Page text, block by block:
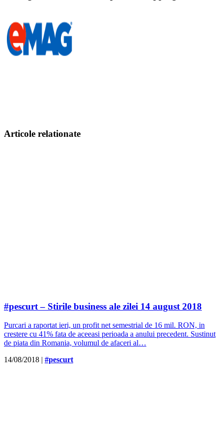
Articole relationate
#pescurt – Stirile business ale zilei 14 august 2018
Purcari a raportat ieri, un profit net semestrial de 16 mil. RON, in
crestere cu 41% fata de aceeasi perioada a anului precedent. Sustinut
de piata din Romania, volumul de afaceri al…
14/08/2018 | #pescurt